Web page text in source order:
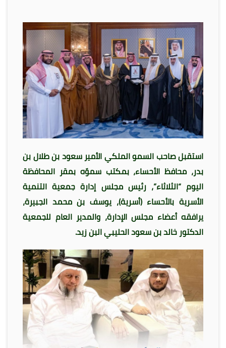
استقبل صاحب السمو الملكي الأمير سعود بن طلال بن
بدر، محافظ الأحساء، بمكتب سموّه بمقر المحافظة
اليوم “الثلاثاء”، رئيس مجلس إدارة جمعية التنمية
الأسرية بالأحساء (أسرية)، يوسف بن محمد الجبيرة،
يرافقه أعضاء مجلس الإدارة، والمدير العام للجمعية
الدكتور خالد بن سعود الحليبي البن زيد.